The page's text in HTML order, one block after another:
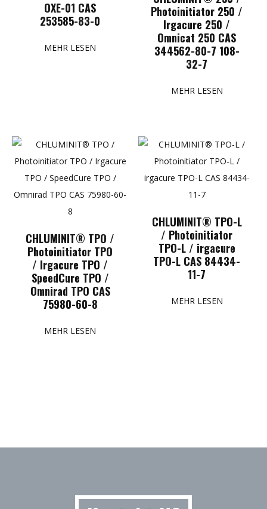
OXE-01 CAS
253585-83-0
MEHR LESEN
Photoinitiator 250 /
Irgacure 250 /
Omnicat 250 CAS
344562-80-7 108-
32-7
MEHR LESEN
CHLUMINIT® TPO /
Photoinitiator TPO
/ Irgacure TPO /
SpeedCure TPO /
Omnirad TPO CAS
75980-60-8
MEHR LESEN
CHLUMINIT® TPO-L
/ Photoinitiator
TPO-L / irgacure
TPO-L CAS 84434-
11-7
MEHR LESEN